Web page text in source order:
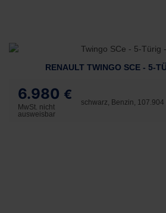
RENAULT TWINGO SCE - 5-
6.980 €
MwSt. nicht
ausweisbar
schwarz, Benzin,